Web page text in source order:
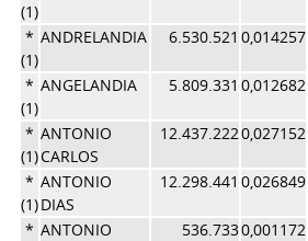
(1)
*
(1)
ANDRELANDIA 6.530.521 0,014257
*
(1)
ANGELANDIA 5.809.331 0,012682
*
(1)
ANTONIO
CARLOS
12.437.2220,027152
*
(1)
ANTONIO
DIAS
12.298.441 0,026849
* ANTONIO
536.7330,001172